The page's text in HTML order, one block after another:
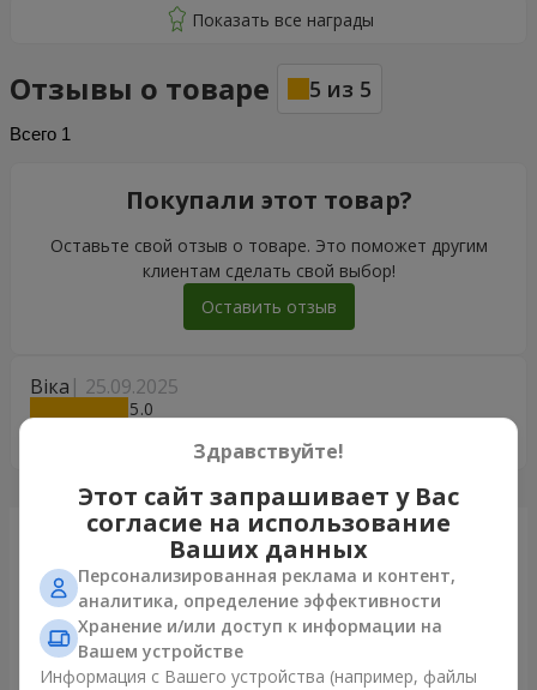
Отзывы о товаре 5 из 5
Всего 1
Віка 25.09.2025
5
Дякую, доставили вчасно. Дякую Вам за роботу!!!
Покупали этот товар?
Оставьте свой отзыв о товаре. Это поможет другим
клиентам сделать свой выбор!
Оставить отзыв
Только что доставили
Здравствуйте!
Этот сайт запрашивает у Вас
согласие на использование
Ваших данных
Персонализированная реклама и контент,
аналитика, определение эффективности
Хранение и/или доступ к информации на
Вашем устройстве
Информация с Вашего устройства (например, файлы